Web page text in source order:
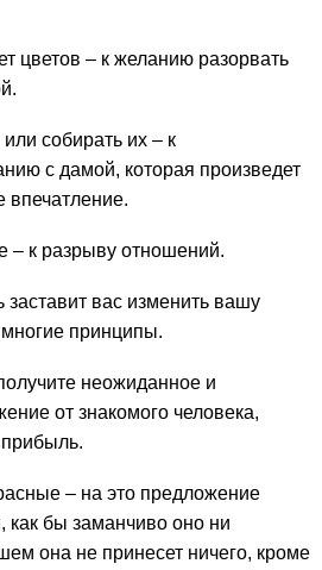
цветов – к желанию разорвать
или собирать их – к
с дамой, которая произведет
– к разрыву отношений.
вас изменить вашу
принципы.
неожиданное и
от знакомого человека,
– на это предложение
как бы заманчиво оно ни
она не принесет ничего, кроме